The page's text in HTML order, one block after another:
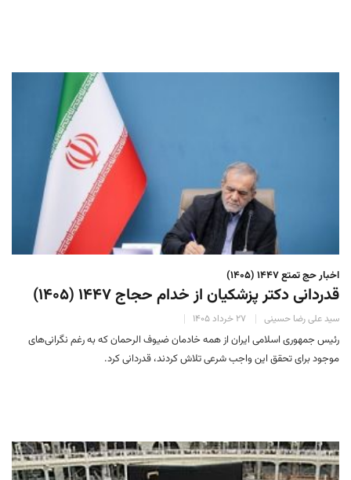
اخبار حج تمتع ۱۴۴۷ (۱۴۰۵)
قدردانی دکتر پزشکیان از خدام حجاج ۱۴۴۷ (۱۴۰۵)
سید علی رضا حسینی ۲۷ خرداد ۱۴۰۵
رئیس جمهوری اسلامی ایران از همه خادمان ضیوف الرحمان که به رغم نگرانی‌های
موجود برای تحقق این واجب شرعی تلاش کردند، قدردانی کرد.